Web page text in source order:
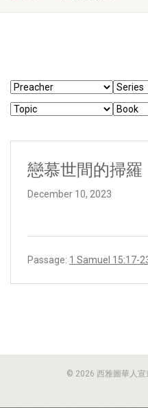
戀慕世間的掃羅
December 10, 2023
Passage: 1 Samuel 15:17-
© 2026 西雅圖華人